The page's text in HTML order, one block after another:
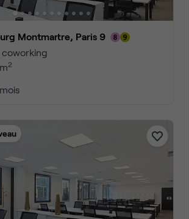
Montmartre, Paris 9
coworking
2